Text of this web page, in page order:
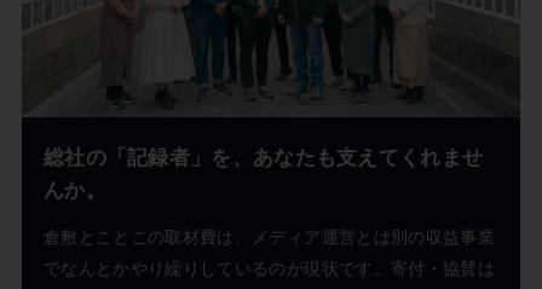
総社の「記録者」を、あなたも支えてくれませ
んか。
倉敷とことこの取材費は、メディア運営とは別の収益事業
でなんとかやり繰りしているのが現状です。寄付・協賛は